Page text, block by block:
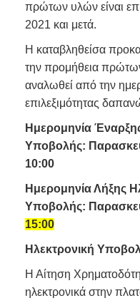
πρώτων υλών είναι
2021 και μετά.
Η καταβληθείσα
την προμήθεια
αναλωθεί από την
επιλεξιμότητας
Ημερομηνία
Υποβολής:
10:00
Ημερομηνία Λήξης
Υποβολής:
15:00
Ηλεκτρονική
Η Αίτηση
ηλεκτρονικά στην